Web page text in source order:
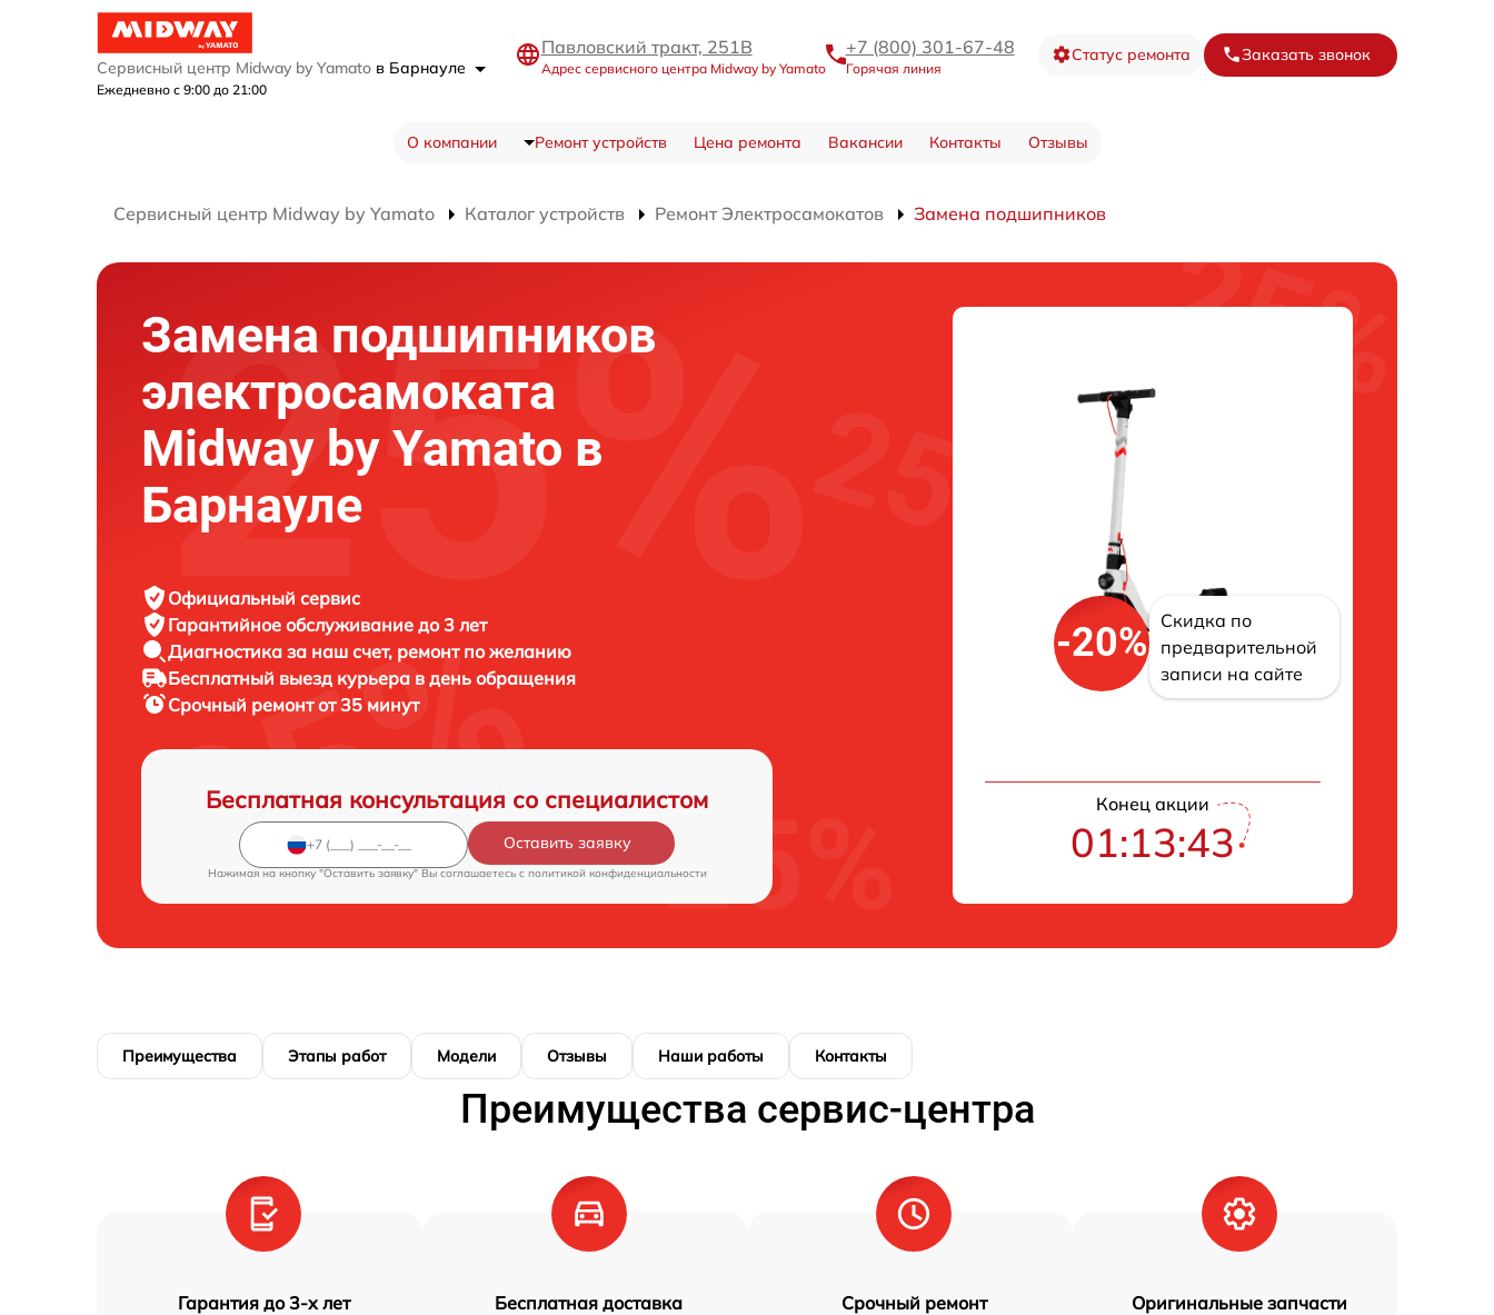
Сервисный центр Midway by Yamato в Барнауле
Ежедневно с 9:00 до 21:00
Павловский тракт, 251В
Адрес сервисного центра Midway by Yamato
+7 (800) 301-67-48
Горячая линия
Статус ремонта Заказать звонок
О компании Ремонт устройств Цена ремонта Вакансии Контакты Отзывы
Сервисный центр Midway by Yamato Каталог устройств Ремонт Электросамокатов Замена подшипников
Замена подшипников
электросамоката
Midway by Yamato в
Барнауле
Официальный сервис
Гарантийное обслуживание до 3 лет
Диагностика за наш счет, ремонт по желанию
Бесплатный выезд курьера в день обращения
Срочный ремонтот 35 минут
Бесплатная консультация со специалистом
Оставить заявку
Нажимая на кнопку "Оставить заявку" Вы соглашаетесь c политикой конфиденциальности
-20%
Скидка по
предварительной
записи на сайте
Конец акции
01:13:42
Преимущества Этапы работ Модели Отзывы Наши работы Контакты
Преимущества сервис-центра
Гарантия до 3-х лет Бесплатная доставка Срочный ремонт Оригинальные запчасти